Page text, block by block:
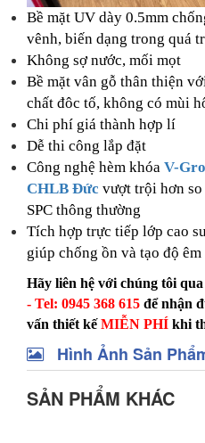
Bề mặt UV dày 0.5mm
vênh, biến dạng trong quá
Không sợ nước, mối mọt
Bề mặt vân gỗ thân thiện
chất đôc tố, không có mùi
Chi phí giá thành hợp lí
Dễ thi công lắp đặt
Công nghệ hèm khóa V-
CHLB Đức vượt trội hơn so
SPC thông thường
Tích hợp trực tiếp lớp cao
giúp chống ồn và tạo độ êm
Hãy liên hệ với chúng tôi qua
- Tel: 0945 368 615 để nhận
vấn thiết kếMIỄN PHÍ khi
Hình Ảnh Sản
SẢN PHẨM KHÁC